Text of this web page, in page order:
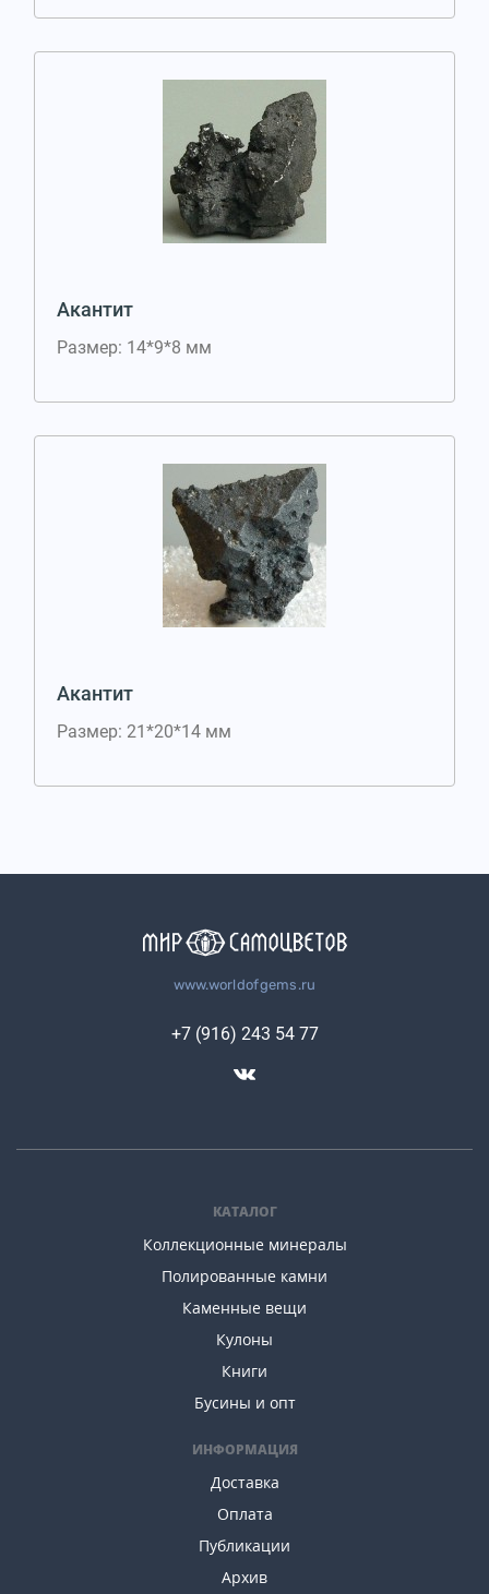
Акантит
Размер: 14*9*8 мм
Акантит
Размер: 21*20*14 мм
www.worldofgems.ru
КАТАЛОГ
Коллекционные минералы
Полированные камни
Каменные вещи
Кулоны
Книги
Бусины и опт
ИНФОРМАЦИЯ
Доставка
Оплата
Публикации
Архив
+7 (916) 243 54 77